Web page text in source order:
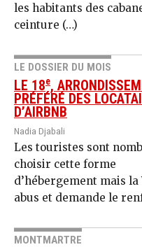
les habitants des
ceinture (…)
LE DOSSIER DU MOIS
LE 18e,
PRÉFÉRÉ DES
D’AIRBNB
Nadia Djabali
Les touristes sont
choisir cette forme
d’hébergement mais
abus et demande le
MONTMARTRE